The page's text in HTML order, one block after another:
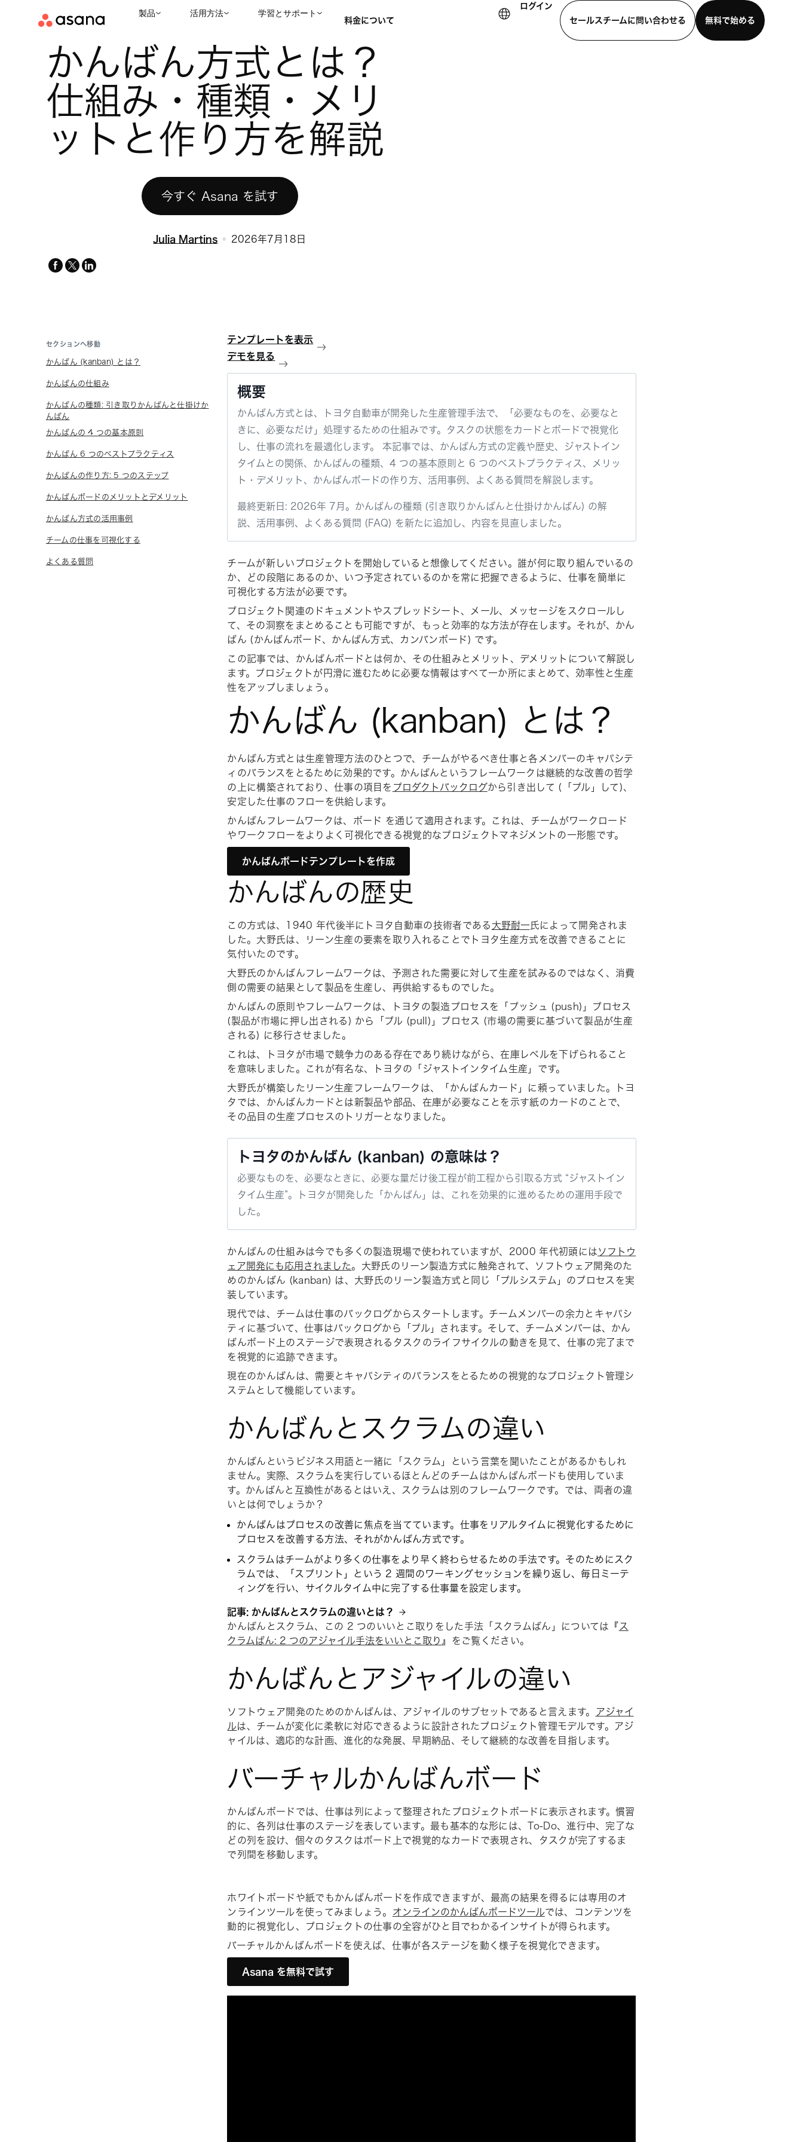
製品 活用方法 学習とサポート
料金について
ログイン
セールスチームに問い合わせる
無料で始める
かんばん方式とは？
仕組み・種類・メリ
ットと作り方を解説
今すぐ Asana を試す
Julia Martins 2026年7月18日
facebook
x-
linkedin
セクションへ移動
かんばん (kanban) とは？
かんばんの仕組み
かんばんの種類: 引き取りかんばんと仕掛けか
んばん
かんばんの 4 つの基本原則
かんばん 6 つのベストプラクティス
かんばんの作り方: 5 つのステップ
かんばんボードのメリットとデメリット
かんばん方式の活用事例
チームの仕事を可視化する
よくある質問
テンプレートを表示
デモを見る
概要
かんばん方式とは、トヨタ自動車が開発した生産管理手法で、「必要なものを、必要なと
きに、必要なだけ」処理するための仕組みです。タスクの状態をカードとボードで視覚化
し、仕事の流れを最適化します。 本記事では、かんばん方式の定義や歴史、ジャストイン
タイムとの関係、かんばんの種類、4 つの基本原則と 6 つのベストプラクティス、メリッ
ト・デメリット、かんばんボードの作り方、活用事例、よくある質問を解説します。
最終更新日: 2026年 7月。かんばんの種類 (引き取りかんばんと仕掛けかんばん) の解
説、活用事例、よくある質問 (FAQ) を新たに追加し、内容を見直しました。
チームが新しいプロジェクトを開始していると想像してください。誰が何に取り組んでいるの
か、どの段階にあるのか、いつ予定されているのかを常に把握できるように、仕事を簡単に
可視化する方法が必要です。
プロジェクト関連のドキュメントやスプレッドシート、メール、メッセージをスクロールし
て、その洞察をまとめることも可能ですが、もっと効率的な方法が存在します。それが、かん
ばん (かんばんボード、かんばん方式、カンバンボード) です。
この記事では、かんばんボードとは何か、その仕組みとメリット、デメリットについて解説し
ます。プロジェクトが円滑に進むために必要な情報はすべて一か所にまとめて、効率性と生産
性をアップしましょう。
かんばん (kanban) とは？
かんばん方式とは生産管理方法のひとつで、チームがやるべき仕事と各メンバーのキャパシテ
ィのバランスをとるために効果的です。かんばんというフレームワークは継続的な改善の哲学
の上に構築されており、仕事の項目を プロダクトバックログから引き出して (「プル」して)、
安定した仕事のフローを供給します。
かんばんフレームワークは、 ボード を通じて適用されます。これは、チームがワークロード
やワークフローをよりよく可視化できる視覚的なプロジェクトマネジメントの一形態です。
かんばんボードテンプレートを作成
かんばんの歴史
この方式は、1940 年代後半にトヨタ自動車の技術者である 大野耐一 氏によって開発されま
した。大野氏は、リーン生産の要素を取り入れることでトヨタ生産方式を改善できることに
気付いたのです。
大野氏のかんばんフレームワークは、予測された需要に対して生産を試みるのではなく、消費
側の需要の結果として製品を生産し、再供給するものでした。
かんばんの原則やフレームワークは、トヨタの製造プロセスを「プッシュ (push)」プロセス
(製品が市場に押し出される) から「プル (pull)」プロセス (市場の需要に基づいて製品が生産
される) に移行させました。
これは、トヨタが市場で競争力のある存在であり続けながら、在庫レベルを下げられること
を意味しました。これが有名な、トヨタの「ジャストインタイム生産」です。
大野氏が構築したリーン生産フレームワークは、「かんばんカード」に頼っていました。トヨ
タでは、かんばんカードとは新製品や部品、在庫が必要なことを示す紙のカードのことで、
その品目の生産プロセスのトリガーとなりました。
トヨタのかんばん (kanban) の意味は？
必要なものを、必要なときに、必要な量だけ後工程が前工程から引取る方式 “ジャストイン
タイム生産”。トヨタが開発した「かんばん」は、これを効果的に進めるための運用手段で
した。
かんばんの仕組みは今でも多くの製造現場で使われていますが、2000 年代初頭にはソフトウ
ェア開発にも応用されました。大野氏のリーン製造方式に触発されて、ソフトウェア開発のた
めのかんばん (kanban) は、大野氏のリーン製造方式と同じ「プルシステム」のプロセスを実
装しています。
現代では、チームは仕事のバックログからスタートします。チームメンバーの余力とキャパシ
ティに基づいて、仕事はバックログから「プル」されます。そして、チームメンバーは、かん
ばんボード上のステージで表現されるタスクのライフサイクルの動きを見て、仕事の完了まで
を視覚的に追跡できます。
現在のかんばんは、需要とキャパシティのバランスをとるための視覚的なプロジェクト管理シ
ステムとして機能しています。
かんばんとスクラムの違い
かんばんというビジネス用語と一緒に「スクラム」という言葉を聞いたことがあるかもしれ
ません。実際、スクラムを実行しているほとんどのチームはかんばんボードも使用していま
す。かんばんと互換性があるとはいえ、スクラムは別のフレームワークです。では、両者の違
いとは何でしょうか？
かんばんはプロセスの改善に焦点を当てています。仕事をリアルタイムに視覚化するために
プロセスを改善する方法、それがかんばん方式です。
スクラムはチームがより多くの仕事をより早く終わらせるための手法です。そのためにスク
ラムでは、「スプリント」という 2 週間のワーキングセッションを繰り返し、毎日ミーテ
ィングを行い、サイクルタイム中に完了する仕事量を設定します。
記事: かんばんとスクラムの違いとは？
かんばんとスクラム、この 2 つのいいとこ取りをした手法「スクラムばん」については『 ス
クラムばん: 2 つのアジャイル手法をいいとこ取り 』をご覧ください。
かんばんとアジャイルの違い
ソフトウェア開発のためのかんばんは、アジャイルのサブセットであると言えます。
アジャイ
ルは、チームが変化に柔軟に対応できるように設計されたプロジェクト管理モデルです。アジ
ャイルは、適応的な計画、進化的な発展、早期納品、そして継続的な改善を目指します。
バーチャルかんばんボード
かんばんボードでは、仕事は列によって整理されたプロジェクトボードに表示されます。慣習
的に、各列は仕事のステージを表しています。最も基本的な形には、To-Do、進行中、完了な
どの列を設け、個々のタスクはボード上で視覚的なカードで表現され、タスクが完了するま
で列間を移動します。
ホワイトボードや紙でもかんばんボードを作成できますが、最高の結果を得るには専用のオ
ンラインツールを使ってみましょう。 オンラインのかんばんボードツールでは、コンテンツを
動的に視覚化し、プロジェクトの仕事の全容がひと目でわかるインサイトが得られます。
バーチャルかんばんボードを使えば、仕事が各ステージを動く様子を視覚化できます。
Asana を無料で試す